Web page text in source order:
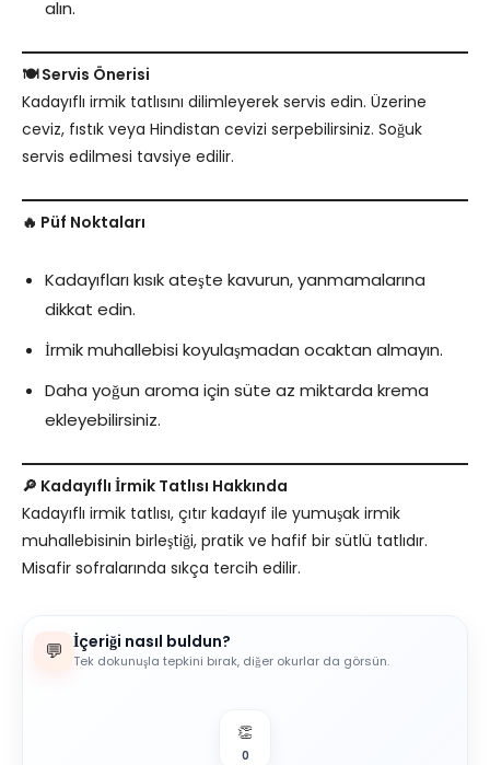
alın.
🍽️ Servis Önerisi
Kadayıflı irmik tatlısını dilimleyerek servis edin. Üzerine
ceviz, fıstık veya Hindistan cevizi serpebilirsiniz. Soğuk
servis edilmesi tavsiye edilir.
🔥 Püf Noktaları
Kadayıfları kısık ateşte kavurun, yanmamalarına
dikkat edin.
İrmik muhallebisi koyulaşmadan ocaktan almayın.
Daha yoğun aroma için süte az miktarda krema
ekleyebilirsiniz.
🔎 Kadayıflı İrmik Tatlısı Hakkında
Kadayıflı irmik tatlısı, çıtır kadayıf ile yumuşak irmik
muhallebisinin birleştiği, pratik ve hafif bir sütlü tatlıdır.
Misafir sofralarında sıkça tercih edilir.
💬 İçeriği nasıl buldun?
Tek dokunuşla tepkini bırak, diğer okurlar da görsün.
👏
0